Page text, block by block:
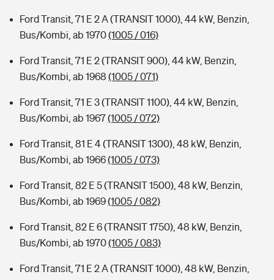
Ford Transit, 71 E 2 A (TRANSIT 1000), 44 kW, Benzin,
Bus/Kombi, ab 1970(1005 / 016)
Ford Transit, 71 E 2 (TRANSIT 900), 44 kW, Benzin,
Bus/Kombi, ab 1968 (1005 / 071)
Ford Transit, 71 E 3 (TRANSIT 1100), 44 kW, Benzin,
Bus/Kombi, ab 1967(1005 / 072)
Ford Transit, 81 E 4 (TRANSIT 1300), 48 kW, Benzin,
Bus/Kombi, ab 1966(1005 / 073)
Ford Transit, 82 E 5 (TRANSIT 1500), 48 kW, Benzin,
Bus/Kombi, ab 1969(1005 / 082)
Ford Transit, 82 E 6 (TRANSIT 1750), 48 kW, Benzin,
Bus/Kombi, ab 1970(1005 / 083)
Ford Transit, 71 E 2 A (TRANSIT 1000), 48 kW, Benzin,